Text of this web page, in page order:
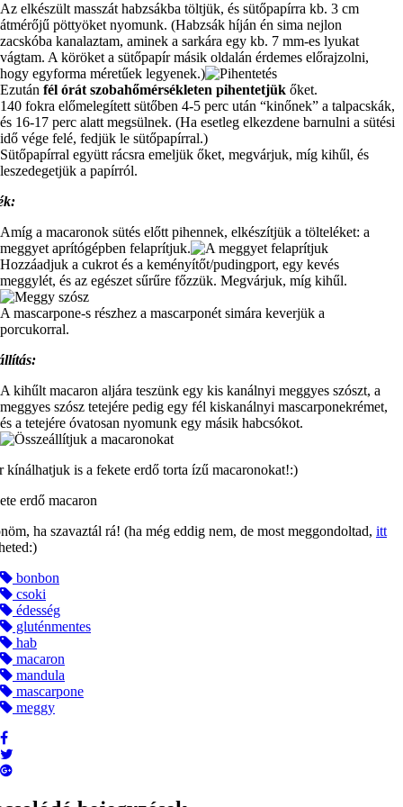
Az elkészült masszát habzsákba töltjük, és sütőpapírra kb. 3 cm
átmérőjű pöttyöket nyomunk. (Habzsák híján én sima nejlon
zacskóba kanalaztam, aminek a sarkára egy kb. 7 mm-es lyukat
vágtam. A köröket a sütőpapír másik oldalán érdemes előrajzolni,
hogy egyforma méretűek legyenek.)
Ezután fél órát szobahőmérsékleten pihentetjük őket.
140 fokra előmelegített sütőben 4-5 perc után “kinőnek” a talpacskák,
és 16-17 perc alatt megsülnek. (Ha esetleg elkezdene barnulni a sütési
idő vége felé, fedjük le sütőpapírral.)
Sütőpapírral együtt rácsra emeljük őket, megvárjuk, míg kihűl, és
leszedegetjük a papírról.
Amíg a macaronok sütés előtt pihennek, elkészítjük a tölteléket: a
meggyet aprítógépben felaprítjuk.
Hozzáadjuk a cukrot és a keményítőt/pudingport, egy kevés
meggylét, és az egészet sűrűre főzzük. Megvárjuk, míg kihűl.
A mascarpone-s részhez a mascarponét simára keverjük a
porcukorral.
A kihűlt macaron aljára teszünk egy kis kanálnyi meggyes szószt, a
meggyes szósz tetejére pedig egy fél kiskanálnyi mascarponekrémet,
és a tetejére óvatosan nyomunk egy másik habcsókot.
kínálhatjuk is a fekete erdő torta ízű macaronokat!:)
ha szavaztál rá! (ha még eddig nem, de most meggondoltad, itt
bonbon
csoki
édesség
gluténmentes
hab
macaron
mandula
mascarpone
meggy